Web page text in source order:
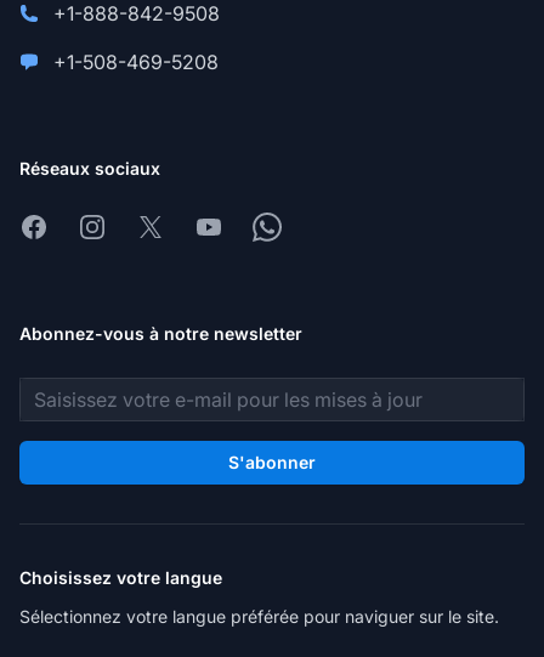
+1-888-842-9508
+1-508-469-5208
Réseaux sociaux
FacebookInstagram
X YoutubeWhatsapp
Abonnez-vous à notre newsletter
Adresse e-mail
S'abonner
Choisissez votre langue
Sélectionnez votre langue préférée pour naviguer sur le site.